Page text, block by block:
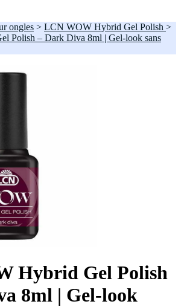
ongles > LCN WOW Hybrid Gel Polish >
Polish – Dark Diva 8ml | Gel-look sans
Hybrid Gel Polish
8ml | Gel-look